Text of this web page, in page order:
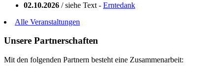
02.10.2026 / siehe Text - Erntedank
Alle Veranstaltungen
Unsere Partnerschaften
Mit den folgenden Partnern besteht eine Zusammenarbeit: